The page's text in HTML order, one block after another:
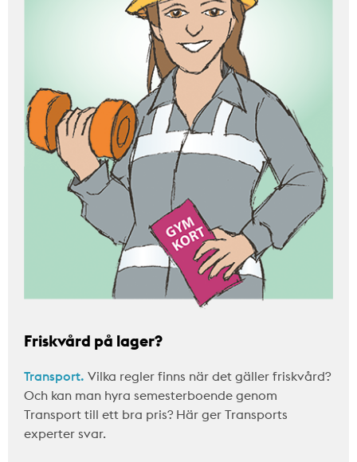
Friskvård på lager?
Transport. Vilka regler finns när det gäller friskvård?
Och kan man hyra semesterboende genom
Transport till ett bra pris? Här ger Transports
experter svar.